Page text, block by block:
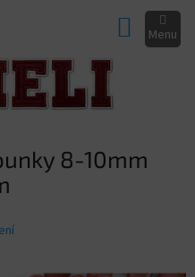
KOŠÍK
8-10mm